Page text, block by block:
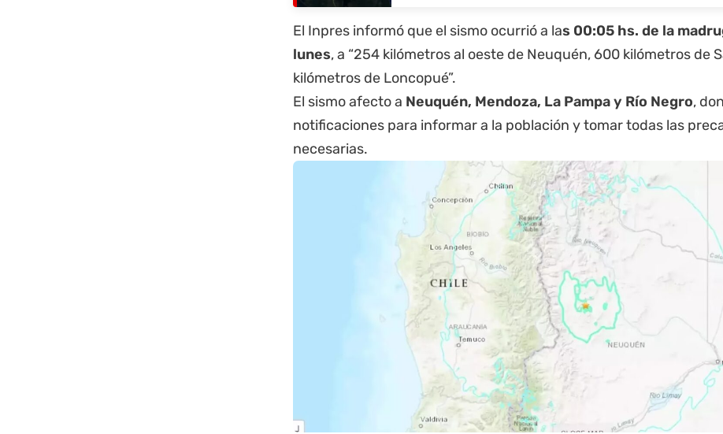
El Inpres informó que el sismo ocurrió a las 00:05 hs. de la
lunes, a “254 kilómetros al oeste de Neuquén, 600 kilómetros de
kilómetros de Loncopué”.
El sismo afecto a Neuquén, Mendoza, La Pampa y Río Negro,
notificaciones para informar a la población y tomar todas las
necesarias.